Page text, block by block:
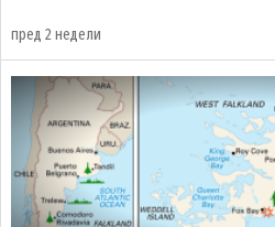
пред 2 недели